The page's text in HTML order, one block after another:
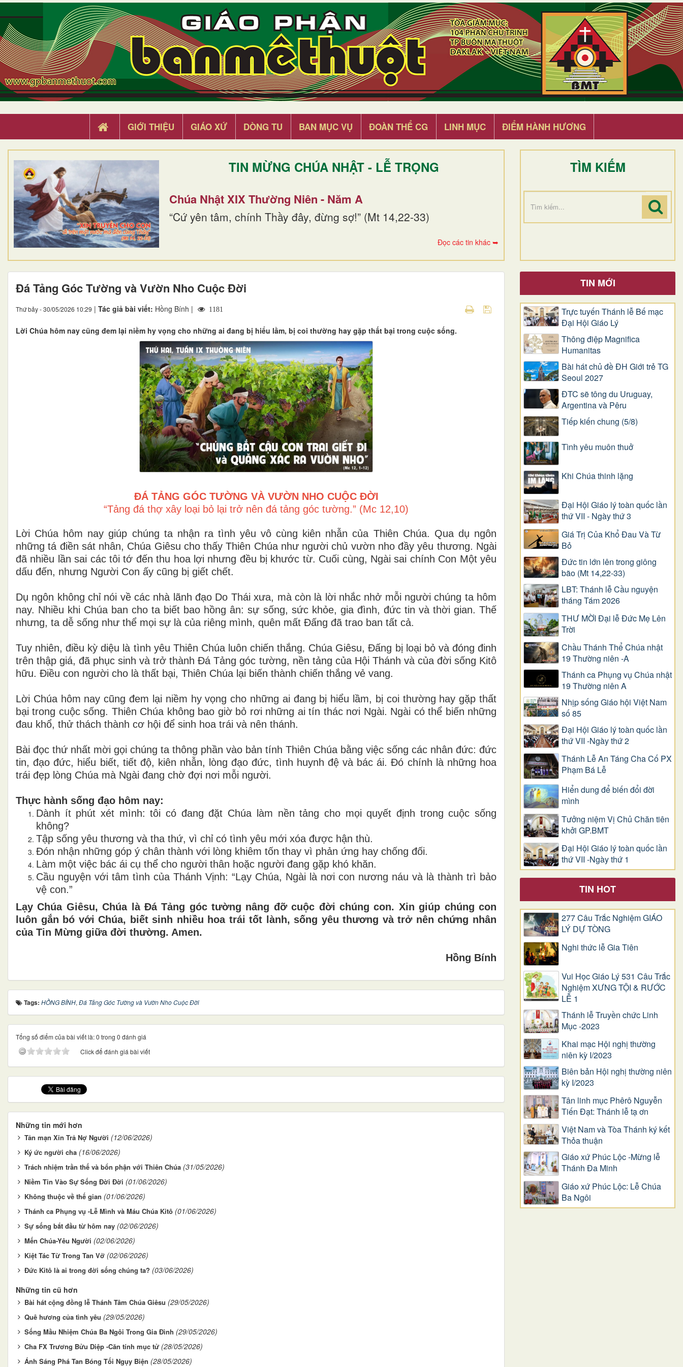
GIỚI THIỆU GIÁO XỨ DÒNG TU BAN MỤC VỤ ĐOÀN THỂ CG LINH MỤC ĐIỂM HÀNH HƯƠNG
TIN MỪNG CHÚA NHẬT - LỄ TRỌNG
Chúa Nhật XIX Thường Niên - Năm A
“Cứ yên tâm, chính Thầy đây, đừng sợ!” (Mt 14,22-33)
Đọc các tin khác ➥
TÌM KIẾM
Đá Tảng Góc Tường và Vườn Nho Cuộc Đời
Thứ bảy - 30/05/2026 10:29 | Tác giả bài viết: Hồng Bính | 1181
Lời Chúa hôm nay cũng đem lại niềm hy vọng cho những ai đang bị hiểu lầm, bị coi thường hay gặp thất bại trong cuộc sống.
ĐÁ TẢNG GÓC TƯỜNG VÀ VƯỜN NHO CUỘC ĐỜI
“Tảng đá thợ xây loại bỏ lại trở nên đá tảng góc tường.” (Mc 12,10)
Lời Chúa hôm nay giúp chúng ta nhận ra tình yêu vô cùng kiên nhẫn của Thiên Chúa. Qua dụ ngôn
những tá điền sát nhân, Chúa Giêsu cho thấy Thiên Chúa như người chủ vườn nho đầy yêu thương. Ngài
đã nhiều lần sai các tôi tớ đến thu hoa lợi nhưng đều bị khước từ. Cuối cùng, Ngài sai chính Con Một yêu
dấu đến, nhưng Người Con ấy cũng bị giết chết.
Dụ ngôn không chỉ nói về các nhà lãnh đạo Do Thái xưa, mà còn là lời nhắc nhở mỗi người chúng ta hôm
nay. Nhiều khi Chúa ban cho ta biết bao hồng ân: sự sống, sức khỏe, gia đình, đức tin và thời gian. Thế
nhưng, ta dễ sống như thể mọi sự là của riêng mình, quên mất Đấng đã trao ban tất cả.
Tuy nhiên, điều kỳ diệu là tình yêu Thiên Chúa luôn chiến thắng. Chúa Giêsu, Đấng bị loại bỏ và đóng đinh
trên thập giá, đã phục sinh và trở thành Đá Tảng góc tường, nền tảng của Hội Thánh và của đời sống Kitô
hữu. Điều con người cho là thất bại, Thiên Chúa lại biến thành chiến thắng vẻ vang.
Lời Chúa hôm nay cũng đem lại niềm hy vọng cho những ai đang bị hiểu lầm, bị coi thường hay gặp thất
bại trong cuộc sống. Thiên Chúa không bao giờ bỏ rơi những ai tín thác nơi Ngài. Ngài có thể biến những
đau khổ, thử thách thành cơ hội để sinh hoa trái và nên thánh.
Bài đọc thứ nhất mời gọi chúng ta thông phần vào bản tính Thiên Chúa bằng việc sống các nhân đức: đức
tin, đạo đức, hiểu biết, tiết độ, kiên nhẫn, lòng đạo đức, tình huynh đệ và bác ái. Đó chính là những hoa
trái đẹp lòng Chúa mà Ngài đang chờ đợi nơi mỗi người.
Thực hành sống đạo hôm nay:
Dành ít phút xét mình: tôi có đang đặt Chúa làm nền tảng cho mọi quyết định trong cuộc sống
không?
Tập sống yêu thương và tha thứ, vì chỉ có tình yêu mới xóa được hận thù.
Đón nhận những góp ý chân thành với lòng khiêm tốn thay vì phản ứng hay chống đối.
Làm một việc bác ái cụ thể cho người thân hoặc người đang gặp khó khăn.
Cầu nguyện với tâm tình của Thánh Vịnh: “Lạy Chúa, Ngài là nơi con nương náu và là thành trì bảo
vệ con.”
Lạy Chúa Giêsu, Chúa là Đá Tảng góc tường nâng đỡ cuộc đời chúng con. Xin giúp chúng con
luôn gắn bó với Chúa, biết sinh nhiều hoa trái tốt lành, sống yêu thương và trở nên chứng nhân
của Tin Mừng giữa đời thường. Amen.
Hồng Bính
Tags: HỒNG BÍNH, Đá Tảng Góc Tường và Vườn Nho Cuộc Đời
Tổng số điểm của bài viết là: 0 trong 0 đánh giá
Click để đánh giá bài viết
Những tin mới hơn
Tản mạn Xin Trả Nợ Người (12/06/2026)
Ký ức người cha (16/06/2026)
Trách nhiệm trần thế và bổn phận với Thiên Chúa (31/05/2026)
Niềm Tin Vào Sự Sống Đời Đời (01/06/2026)
Không thuộc về thế gian (01/06/2026)
Thánh ca Phụng vụ -Lễ Mình và Máu Chúa Kitô (01/06/2026)
Sự sống bắt đầu từ hôm nay (02/06/2026)
Mến Chúa-Yêu Người (02/06/2026)
Kiệt Tác Từ Trong Tan Vỡ (02/06/2026)
Đức Kitô là ai trong đời sống chúng ta? (03/06/2026)
Những tin cũ hơn
Bài hát cộng đồng lễ Thánh Tâm Chúa Giêsu (29/05/2026)
Quê hương của tình yêu (29/05/2026)
Sống Mầu Nhiệm Chúa Ba Ngôi Trong Gia Đình (29/05/2026)
Cha FX Trương Bửu Diệp -Căn tính mục tử (28/05/2026)
Ánh Sáng Phá Tan Bóng Tối Ngụy Biện (28/05/2026)
TIN MỚI
Trực tuyến Thánh lễ Bế mạc
Đại Hội Giáo Lý
Thông điệp Magnifica
Humanitas
Bài hát chủ đề ĐH Giới trẻ TG
Seoul 2027
ĐTC sẽ tông du Uruguay,
Argentina và Pêru
Tiếp kiến chung (5/8)
Tình yêu muôn thuở
Khi Chúa thinh lặng
Đại Hội Giáo lý toàn quốc lần
thứ VII - Ngày thứ 3
Giá Trị Của Khổ Ðau Và Từ
Bỏ
Đức tin lớn lên trong giông
bão (Mt 14,22-33)
LBT: Thánh lễ Cầu nguyện
tháng Tám 2026
THƯ MỜI Đại lễ Đức Mẹ Lên
Trời
Chầu Thánh Thể Chúa nhật
19 Thường niên -A
Thánh ca Phụng vụ Chúa nhật
19 Thường niên A
Nhịp sống Giáo hội Việt Nam
số 85
Đại Hội Giáo lý toàn quốc lần
thứ VII -Ngày thứ 2
Thánh Lễ An Táng Cha Cố PX
Phạm Bá Lễ
Hiển dung để biến đổi đời
mình
Tưởng niệm Vị Chủ Chăn tiên
khởi GP.BMT
Đại Hội Giáo lý toàn quốc lần
thứ VII -Ngày thứ 1
TIN HOT
277 Câu Trắc Nghiệm GIÁO
LÝ DỰ TÒNG
Nghi thức lễ Gia Tiên
Vui Học Giáo Lý 531 Câu Trắc
Nghiệm XƯNG TỘI & RƯỚC
LỄ 1
Thánh lễ Truyền chức Linh
Mục -2023
Khai mạc Hội nghị thường
niên kỳ I/2023
Biên bản Hội nghị thường niên
kỳ I/2023
Tân linh mục Phêrô Nguyễn
Tiến Đạt: Thánh lễ tạ ơn
Việt Nam và Tòa Thánh ký kết
Thỏa thuận
Giáo xứ Phúc Lộc -Mừng lễ
Thánh Đa Minh
Giáo xứ Phúc Lộc: Lễ Chúa
Ba Ngôi